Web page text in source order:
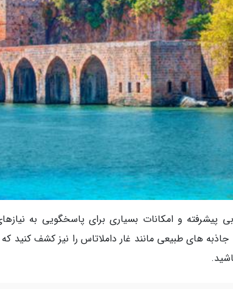
پیشرفته و امکانات بسیاری برای پاسخگویی به
جاذبه های طبیعی مانند غار داملاتاس را نیز کشف کنید